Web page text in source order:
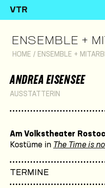
VTR
ENSEMBLE +
HOME / ENSEMBLE +
ANDREA EISENSEE
AUSSTATTERIN
Am Volkstheater
Kostüme in The Time is
TERMINE